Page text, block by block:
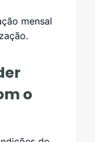
mensal
o